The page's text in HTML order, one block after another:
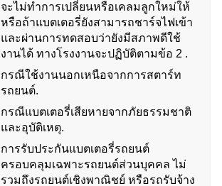
จะไม่ทำการเปลี่ยนหรือเคลมลูกใหม่ให้
หรือถ้าแบตเตอรี่ยังสามารถชาร์จไฟเข้า
และผ่านการทดสอบว่ายังมีสภาพดีใช้
งานได้ ทางโรงงานจะปฏิบัติตามข้อ 2 .
กรณีใช้งานนอกเหนือจากการสตาร์ท
รถยนต์.
กรณีแบตเตอรี่เสียหายจากภัยธรรมชาติ
และอุบัติเหตุ.
การรับประกันแบตเตอรี่รถยนต์
ครอบคลุมเฉพาะรถยนต์ส่วนบุคคล ไม่
รวมถึงรถยนต์เชิงพาณิชย์ หรือรถรับจ้าง